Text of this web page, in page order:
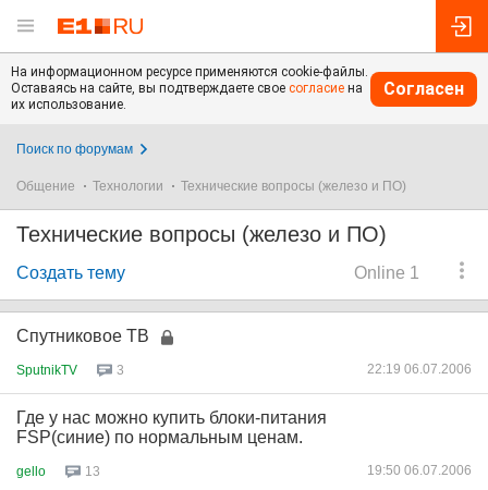
На информационном ресурсе применяются cookie-файлы.
Оставаясь на сайте, вы подтверждаете свое согласие на
их использование.
Согласен
Поиск по форумам
Общение Технологии Технические вопросы (железо и ПО)
Технические вопросы (железо и ПО)
Online 1
Создать тему
Спутниковое ТВ
SputnikTV 3 22:19 06.07.2006
Где у нас можно купить блоки-питания
FSP(синие) по нормальным ценам.
gello 13 19:50 06.07.2006